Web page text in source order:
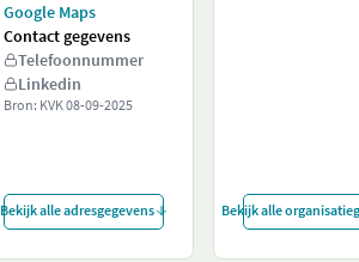
Google Maps
Contact gegevens
Telefoonnummer
Linkedin
Bron: KVK08-09-2025
Bekijk alle adresgegevens Bekijk alle